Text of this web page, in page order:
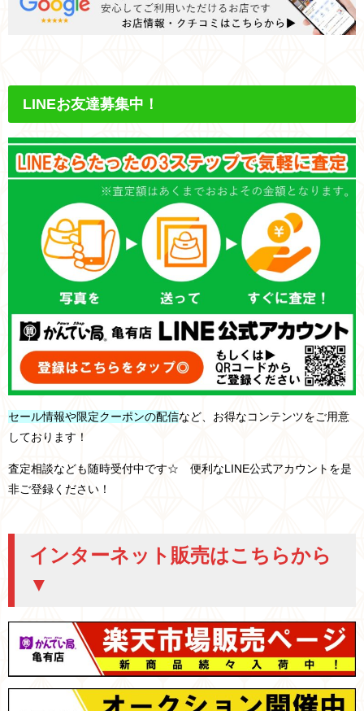
LINEお友達募集中！
セール情報や限定クーポンの配信など、お得なコンテンツをご用意
しております！
査定相談なども随時受付中です☆ 便利なLINE公式アカウントを是
非ご登録ください！
インターネット販売はこちらから
▼